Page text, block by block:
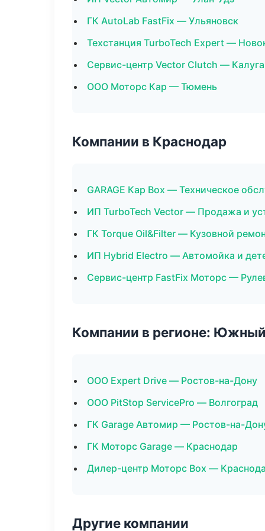
ГК AutoLab FastFix — Ульяновск
Техстанция TurboTech Expert —
Сервис-центр Vector Clutch — Калуга
ООО Моторс Кар — Тюмень
Компании в Краснодар
GARAGE Кар Box — Техническое
ИП TurboTech Vector — Продажа и
ГК Torque Oil&Filter — Кузовной
ИП Hybrid Electro — Автомойка и
Сервис-центр FastFix Моторс —
Компании в регионе:
ООО Expert Drive — Ростов-на-Дону
ООО PitStop ServicePro — Волгоград
ГК Garage Автомир — Ростов-на-
ГК Моторс Garage — Краснодар
Дилер-центр Моторс Box —
Другие компании